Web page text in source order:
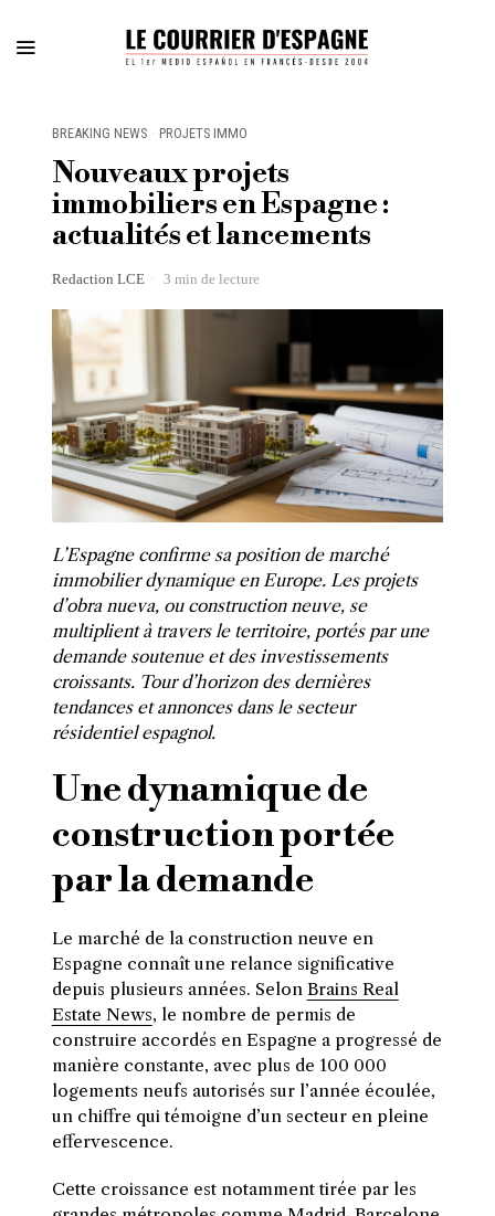
BREAKING NEWS · PROJETS IMMO
Nouveaux projets
immobiliers en Espagne :
actualités et lancements
Redaction LCE 3 min de lecture
L’Espagne confirme sa position de marché
immobilier dynamique en Europe. Les projets
d’obra nueva, ou construction neuve, se
multiplient à travers le territoire, portés par une
demande soutenue et des investissements
croissants. Tour d’horizon des dernières
tendances et annonces dans le secteur
résidentiel espagnol.
Une dynamique de
construction portée
par la demande
Le marché de la construction neuve en
Espagne connaît une relance significative
depuis plusieurs années. Selon Brains Real
Estate News, le nombre de permis de
construire accordés en Espagne a progressé de
manière constante, avec plus de 100 000
logements neufs autorisés sur l’année écoulée,
un chiffre qui témoigne d’un secteur en pleine
effervescence.
Cette croissance est notamment tirée par les